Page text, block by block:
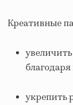
Креативные
укрепить